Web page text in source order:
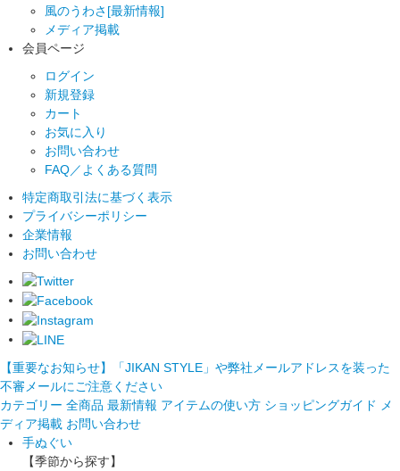
風のうわさ[最新情報]
メディア掲載
会員ページ
ログイン
新規登録
カート
お気に入り
お問い合わせ
FAQ／よくある質問
特定商取引法に基づく表示
プライバシーポリシー
企業情報
お問い合わせ
【重要なお知らせ】「JIKAN STYLE」や弊社メールアドレスを装った
不審メールにご注意ください
カテゴリー 全商品 最新情報 アイテムの使い方 ショッピングガイド
メ
ディア掲載 お問い合わせ
手ぬぐい
【季節から探す】